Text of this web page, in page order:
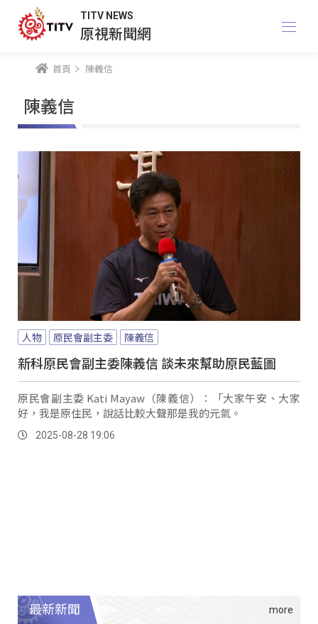
TITV NEWS
原視新聞網
首頁 陳義信
陳義信
人物 原民會副主委 陳義信
新科原民會副主委陳義信 談未來幫助原民藍圖
原民會副主委 Kati Mayaw（陳義信）：「大家午安、大家
好，我是原住民，說話比較大聲那是我的元氣。
2025-08-28 19:06
最新新聞